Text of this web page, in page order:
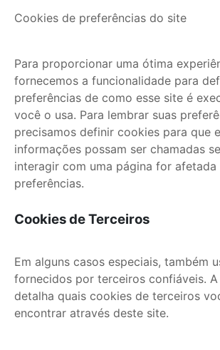
Cookies de preferências do site
Para proporcionar uma ótima
fornecemos a funcionalidade para
preferências de como esse site é
você o usa. Para lembrar suas
precisamos definir cookies para que
informações possam ser chamadas
interagir com uma página for afetada
preferências.
Cookies de Terceiros
Em alguns casos especiais, também
fornecidos por terceiros confiáveis.
detalha quais cookies de terceiros
encontrar através deste site.